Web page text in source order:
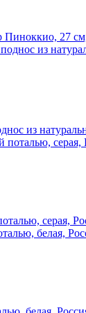
Пиноккио, 27
из
серая,